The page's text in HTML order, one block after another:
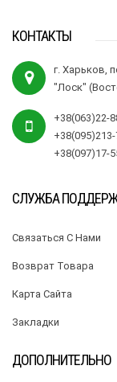
КОНТАКТЫ
г. Харьков,
"Лоск"
+38(063)22-
+38(095)213-
+38(097)17-
СЛУЖБА
Связаться С Нами
Возврат Товара
Карта Сайта
Закладки
ДОПОЛНИТЕЛЬНО